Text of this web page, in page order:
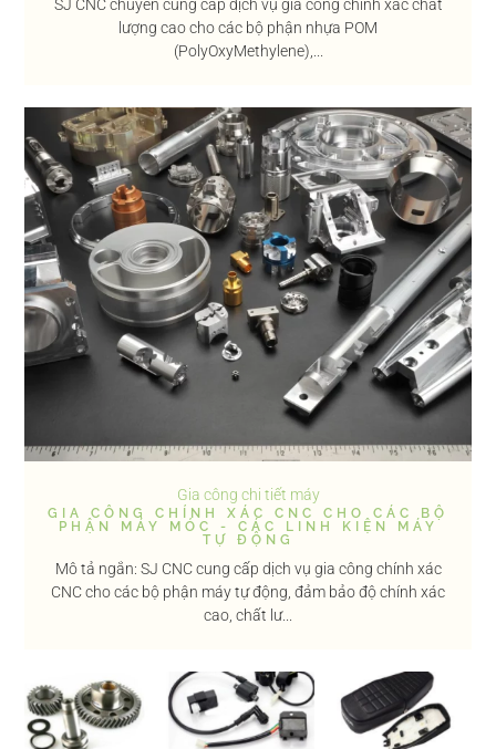
SJ CNC chuyên cung cấp dịch vụ gia công chính xác chất
lượng cao cho các bộ phận nhựa POM
(PolyOxyMethylene),...
Gia công chi tiết máy
GIA CÔNG CHÍNH XÁC CNC CHO CÁC BỘ
PHẬN MÁY MÓC - CÁC LINH KIỆN MÁY
TỰ ĐỘNG
Mô tả ngắn: SJ CNC cung cấp dịch vụ gia công chính xác
CNC cho các bộ phận máy tự động, đảm bảo độ chính xác
cao, chất lư...